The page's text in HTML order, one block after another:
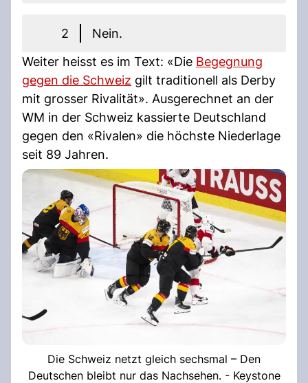
2
Nein.
Weiter heisst es im Text: «Die Begegnung
gegen die Schweiz gilt traditionell als Derby
mit grosser Rivalität». Ausgerechnet an der
WM in der Schweiz kassierte Deutschland
gegen den «Rivalen» die höchste Niederlage
seit 89 Jahren.
Die Schweiz netzt gleich sechsmal – Den
Deutschen bleibt nur das Nachsehen. - Keystone